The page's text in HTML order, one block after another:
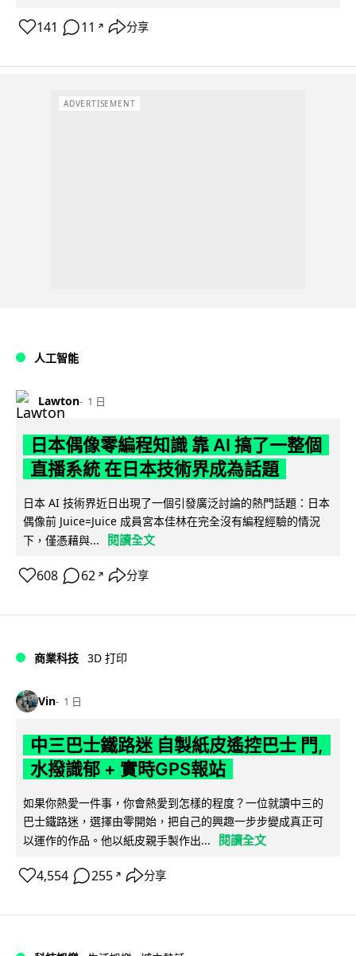
141 11 ↗ 分享
ADVERTISEMENT
人工智能
Lawton 1 日
日本偶像零編程知識 靠 AI 搞了一整個
直播系統 在日本技術界成為話題
日本 AI 技術界近日出現了一個引發廣泛討論的熱門話題：日本
偶像前 Juice=Juice 成員宮本佳林在完全沒有編程經驗的情況
下，僅憑藉與...
閱讀全文
608 62 ↗ 分享
商業科技 3D 打印
Vin 1 日
中三巴士鐵路迷 自製紙皮遙控巴士 門,
水撥識郁 + 實時GPS報站
如果你熱愛一件事，你會熱愛到怎樣的程度？一位就讀中三的
巴士鐵路迷，選擇由零開始，把自己的興趣一步步變成真正可
以運作的作品。他以紙皮親手製作出...
閱讀全文
4,554 255 ↗ 分享